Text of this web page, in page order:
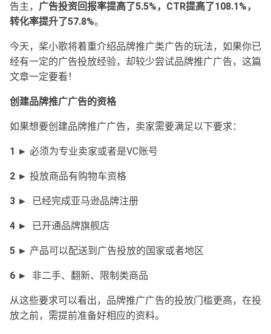
告主， 广告投资回报率提高了5.5%，CTR提高了108.1%，
转化率提升了57.8%。
今天，桨小歌将着重介绍品牌推广类广告的玩法，如果你已
经有一定的广告投放经验，却较少尝试品牌推广广告，这篇
文章一定要看！
创建品牌推广广告的资格
如果想要创建品牌推广广告，卖家需要满足以下要求：
1 ► 必须为专业卖家或者是VC账号
2 ► 投放商品有购物车资格
3 ► 已经完成亚马逊品牌注册
4 ► 已开通品牌旗舰店
5 ► 产品可以配送到广告投放的国家或者地区
6 ► 非二手、翻新、限制类商品
从这些要求可以看出，品牌推广广告的投放门槛更高，在投
放之前，需提前准备好相应的资料。